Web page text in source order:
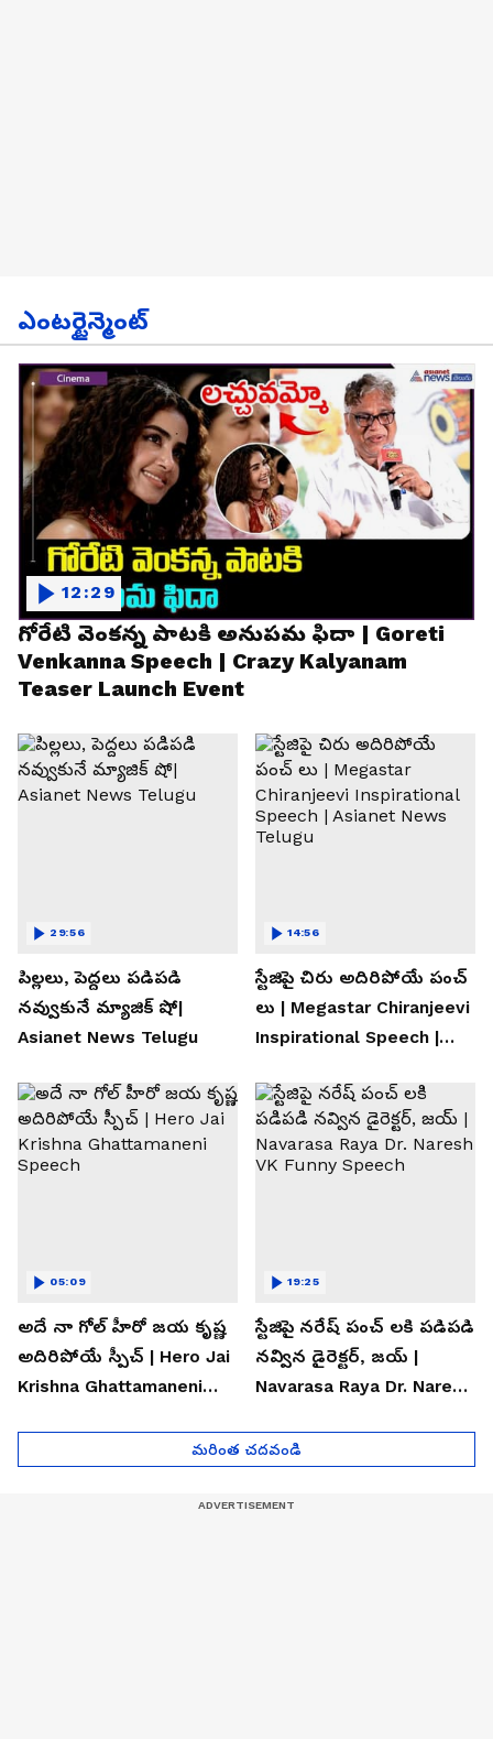
ఎంటర్టైన్మెంట్
గోరేటి వెంకన్న పాటకి అనుపమ ఫిదా | Goreti
Venkanna Speech | Crazy Kalyanam
Teaser Launch Event
12:29
పిల్లలు, పెద్దలు పడిపడి
నవ్వుకునే మ్యాజిక్ షో|
Asianet News Telugu
29:56
స్టేజిపై చిరు అదిరిపోయే పంచ్
లు | Megastar Chiranjeevi
Inspirational Speech |
14:56
అదే నా గోల్ హీరో జయ కృష్ణ
అదిరిపోయే స్పీచ్ | Hero Jai
Krishna Ghattamaneni
05:09
స్టేజిపై నరేష్ పంచ్ లకి పడిపడి
నవ్విన డైరెక్టర్, జయ్ |
Navarasa Raya Dr. Naresh
19:25
మరింత చదవండి